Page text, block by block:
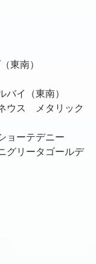
東南）
バイ（東南）
ウス　メタリック
ョーテデニー
グリータゴールデ